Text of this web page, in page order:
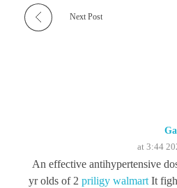
Next Post
An effective antihypertensive
yr olds of 2 priligy walmart It